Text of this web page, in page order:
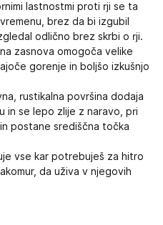
lastnostmi proti rji se ta
brez da bi izgubil
odlično brez skrbi o rji.
zasnova omogoča velike
gorenje in boljšo izkušnjo
rustikalna površina dodaja
in se lepo zlije z naravo, pri
postane središčna točka
vse kar potrebuješ za hitro
da uživa v njegovih